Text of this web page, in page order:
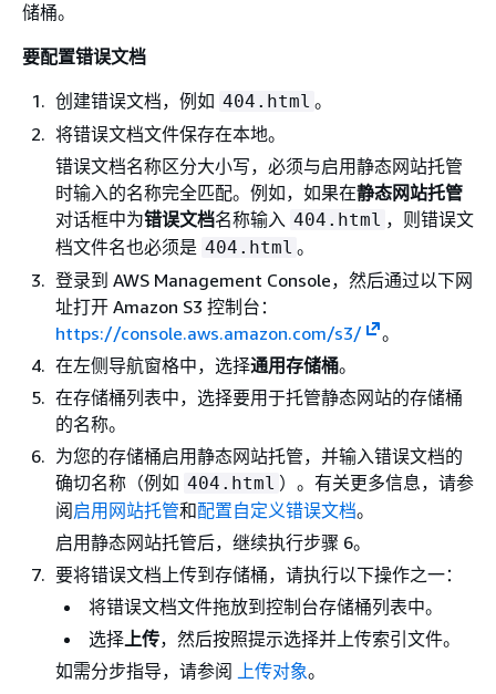
储桶。
要配置错误文档
创建错误文档，例如 404.html 。
将错误文档文件保存在本地。
错误文档名称区分大小写，必须与启用静态网站托管
时输入的名称完全匹配。例如，如果在静态网站托管
对话框中为错误文档名称输入 404.html ，则错误文
档文件名也必须是 404.html 。
登录到 AWS Management Console，然后通过以下网
址打开 Amazon S3 控制台：
https://console.aws.amazon.com/s3/
。
在左侧导航窗格中，选择通用存储桶。
在存储桶列表中，选择要用于托管静态网站的存储桶
的名称。
为您的存储桶启用静态网站托管，并输入错误文档的
确切名称（例如 404.html ）。有关更多信息，请参
阅启用网站托管和配置自定义错误文档。
启用静态网站托管后，继续执行步骤 6。
要将错误文档上传到存储桶，请执行以下操作之一：
将错误文档文件拖放到控制台存储桶列表中。
选择上传，然后按照提示选择并上传索引文件。
如需分步指导，请参阅 上传对象。